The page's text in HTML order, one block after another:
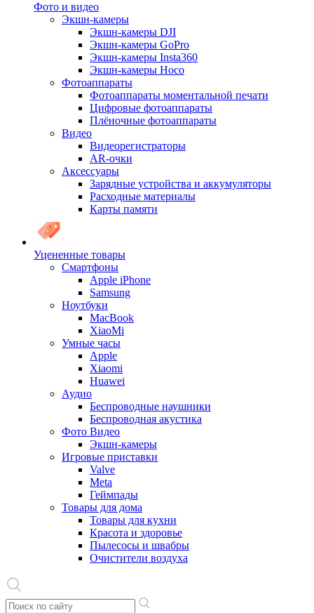
Фото и видео
Экшн-камеры
Экшн-камеры DJI
Экшн-камеры GoPro
Экшн-камеры Insta360
Экшн-камеры Hoco
Фотоаппараты
Фотоаппараты моментальной печати
Цифровые фотоаппараты
Плёночные фотоаппараты
Видео
Видеорегистраторы
AR-очки
Аксессуары
Зарядные устройства и аккумуляторы
Расходные материалы
Карты памяти
Уцененные товары
Cмартфоны
Apple iPhone
Samsung
Ноутбуки
MacBook
XiaoMi
Умные часы
Apple
Xiaomi
Huawei
Аудио
Беспроводные наушники
Беспроводная акустика
Фото Видео
Экшн-камеры
Игровые приставки
Valve
Meta
Геймпады
Товары для дома
Товары для кухни
Красота и здоровье
Пылесосы и швабры
Очистители воздуха